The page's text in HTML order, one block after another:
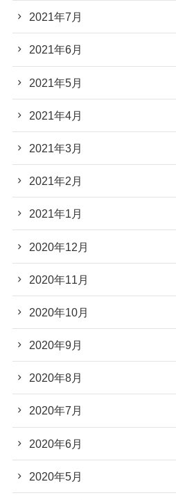
2021年7月
2021年6月
2021年5月
2021年4月
2021年3月
2021年2月
2021年1月
2020年12月
2020年11月
2020年10月
2020年9月
2020年8月
2020年7月
2020年6月
2020年5月